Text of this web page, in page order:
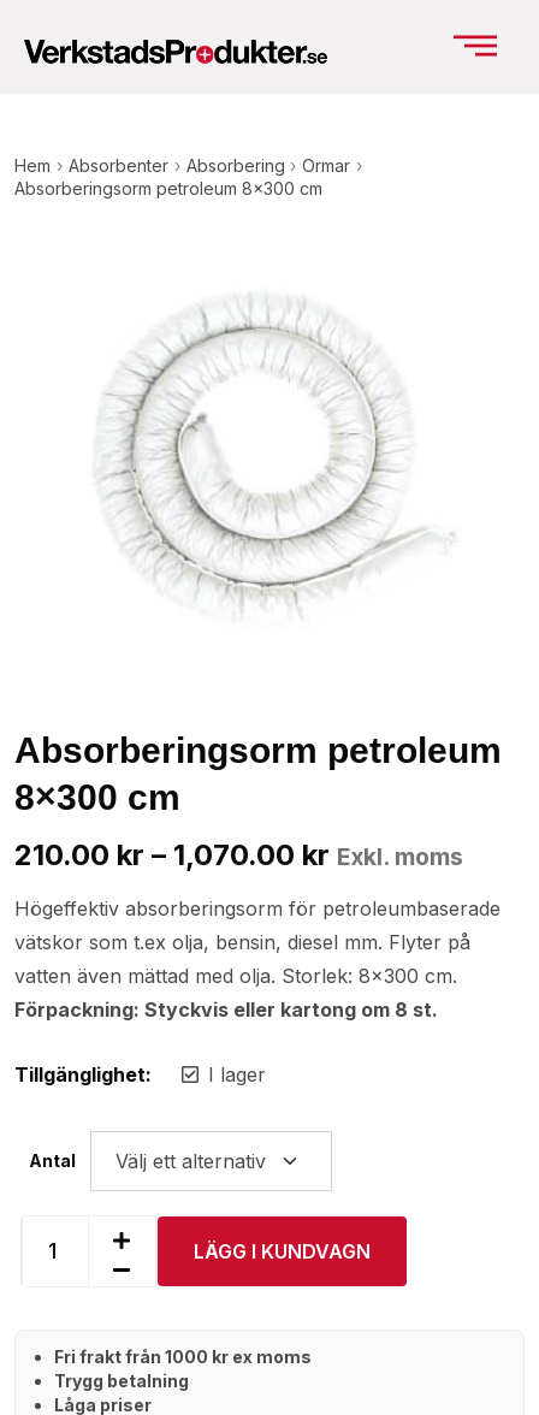
Hem › Absorbenter › Absorbering › Ormar ›
Absorberingsorm petroleum 8×300 cm
210.00 kr – 1,070.00 kr Exkl. moms
Absorberingsorm petroleum
8×300 cm
Högeffektiv absorberingsorm för petroleumbaserade
vätskor som t.ex olja, bensin, diesel mm. Flyter på
vatten även mättad med olja. Storlek: 8×300 cm.
Förpackning: Styckvis eller kartong om 8 st.
Tillgänglighet: I lager
Antal
LÄGG I KUNDVAGN
Fri frakt från 1000 kr ex moms
Trygg betalning
Låga priser